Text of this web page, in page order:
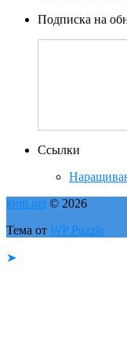
Подписка на
Ссылки
knitt.net © 2026
Тема от WP Puzzle
➤